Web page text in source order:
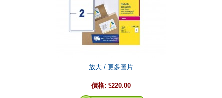
放大 / 更多圖片
價格: $220.00